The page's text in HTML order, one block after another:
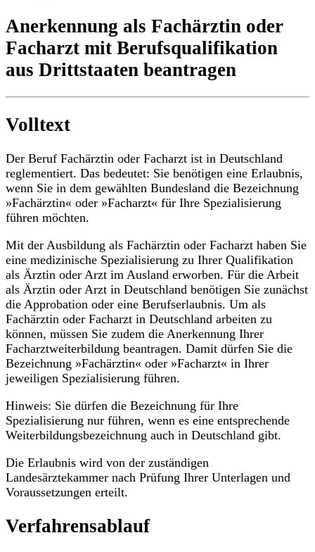
Anerkennung als Fachärztin oder
Facharzt mit Berufsqualifikation
aus Drittstaaten beantragen
Volltext
Der Beruf Fachärztin oder Facharzt ist in Deutschland
reglementiert. Das bedeutet: Sie benötigen eine Erlaubnis,
wenn Sie in dem gewählten Bundesland die Bezeichnung
»Fachärztin« oder »Facharzt« für Ihre Spezialisierung
führen möchten.
Mit der Ausbildung als Fachärztin oder Facharzt haben Sie
eine medizinische Spezialisierung zu Ihrer Qualifikation
als Ärztin oder Arzt im Ausland erworben. Für die Arbeit
als Ärztin oder Arzt in Deutschland benötigen Sie zunächst
die Approbation oder eine Berufserlaubnis. Um als
Fachärztin oder Facharzt in Deutschland arbeiten zu
können, müssen Sie zudem die Anerkennung Ihrer
Facharztweiterbildung beantragen. Damit dürfen Sie die
Bezeichnung »Fachärztin« oder »Facharzt« in Ihrer
jeweiligen Spezialisierung führen.
Hinweis: Sie dürfen die Bezeichnung für Ihre
Spezialisierung nur führen, wenn es eine entsprechende
Weiterbildungsbezeichnung auch in Deutschland gibt.
Die Erlaubnis wird von der zuständigen
Landesärztekammer nach Prüfung Ihrer Unterlagen und
Voraussetzungen erteilt.
Verfahrensablauf